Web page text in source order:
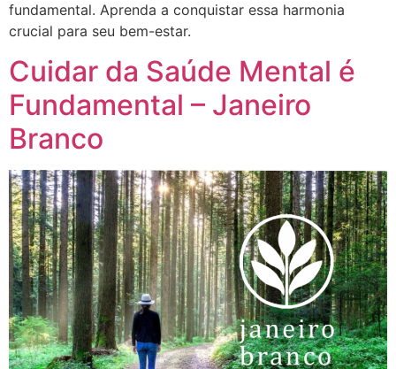
fundamental. Aprenda a conquistar essa harmonia
crucial para seu bem-estar.
Cuidar da Saúde Mental é
Fundamental – Janeiro
Branco